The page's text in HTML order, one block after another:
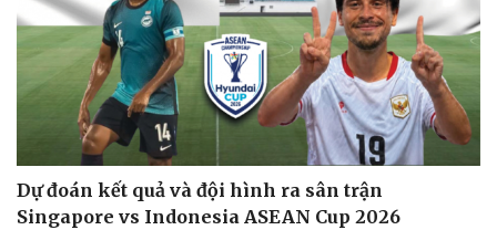
Kể chuyện cho bé
Hạt giống tâm hồn
Dự đoán kết quả và đội hình ra sân trận
Singapore vs Indonesia ASEAN Cup 2026